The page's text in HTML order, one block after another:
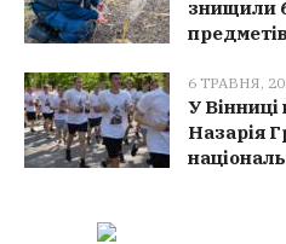
знищили
предметів
6 ТРАВНЯ,
У Вінниці
Назарія